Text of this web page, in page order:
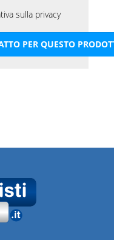
sulla privacy